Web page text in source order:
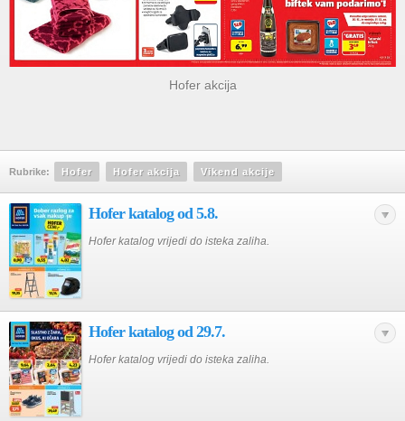
Hofer akcija
Rubrike: Hofer Hofer akcija Vikend akcije
Hofer katalog od 5.8.
Hofer katalog vrijedi do isteka zaliha.
Hofer katalog od 29.7.
Hofer katalog vrijedi do isteka zaliha.